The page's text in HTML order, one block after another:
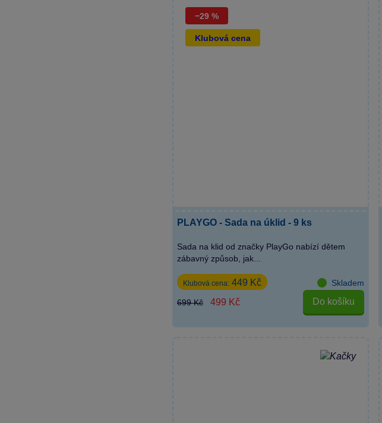
−29 %
Klubová cena
PLAYGO - Sada na úklid - 9 ks
Sada na klid od značky PlayGo nabízí dětem
zábavný způsob, jak...
Klubová cena: 449 Kč Skladem
699 Kč 499 Kč Do košíku